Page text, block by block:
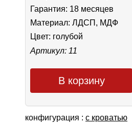
Гарантия: 18 месяцев
Материал: ЛДСП, МДФ
Цвет: голубой
Артикул: 11
В корзину
конфигурация : с кроватью